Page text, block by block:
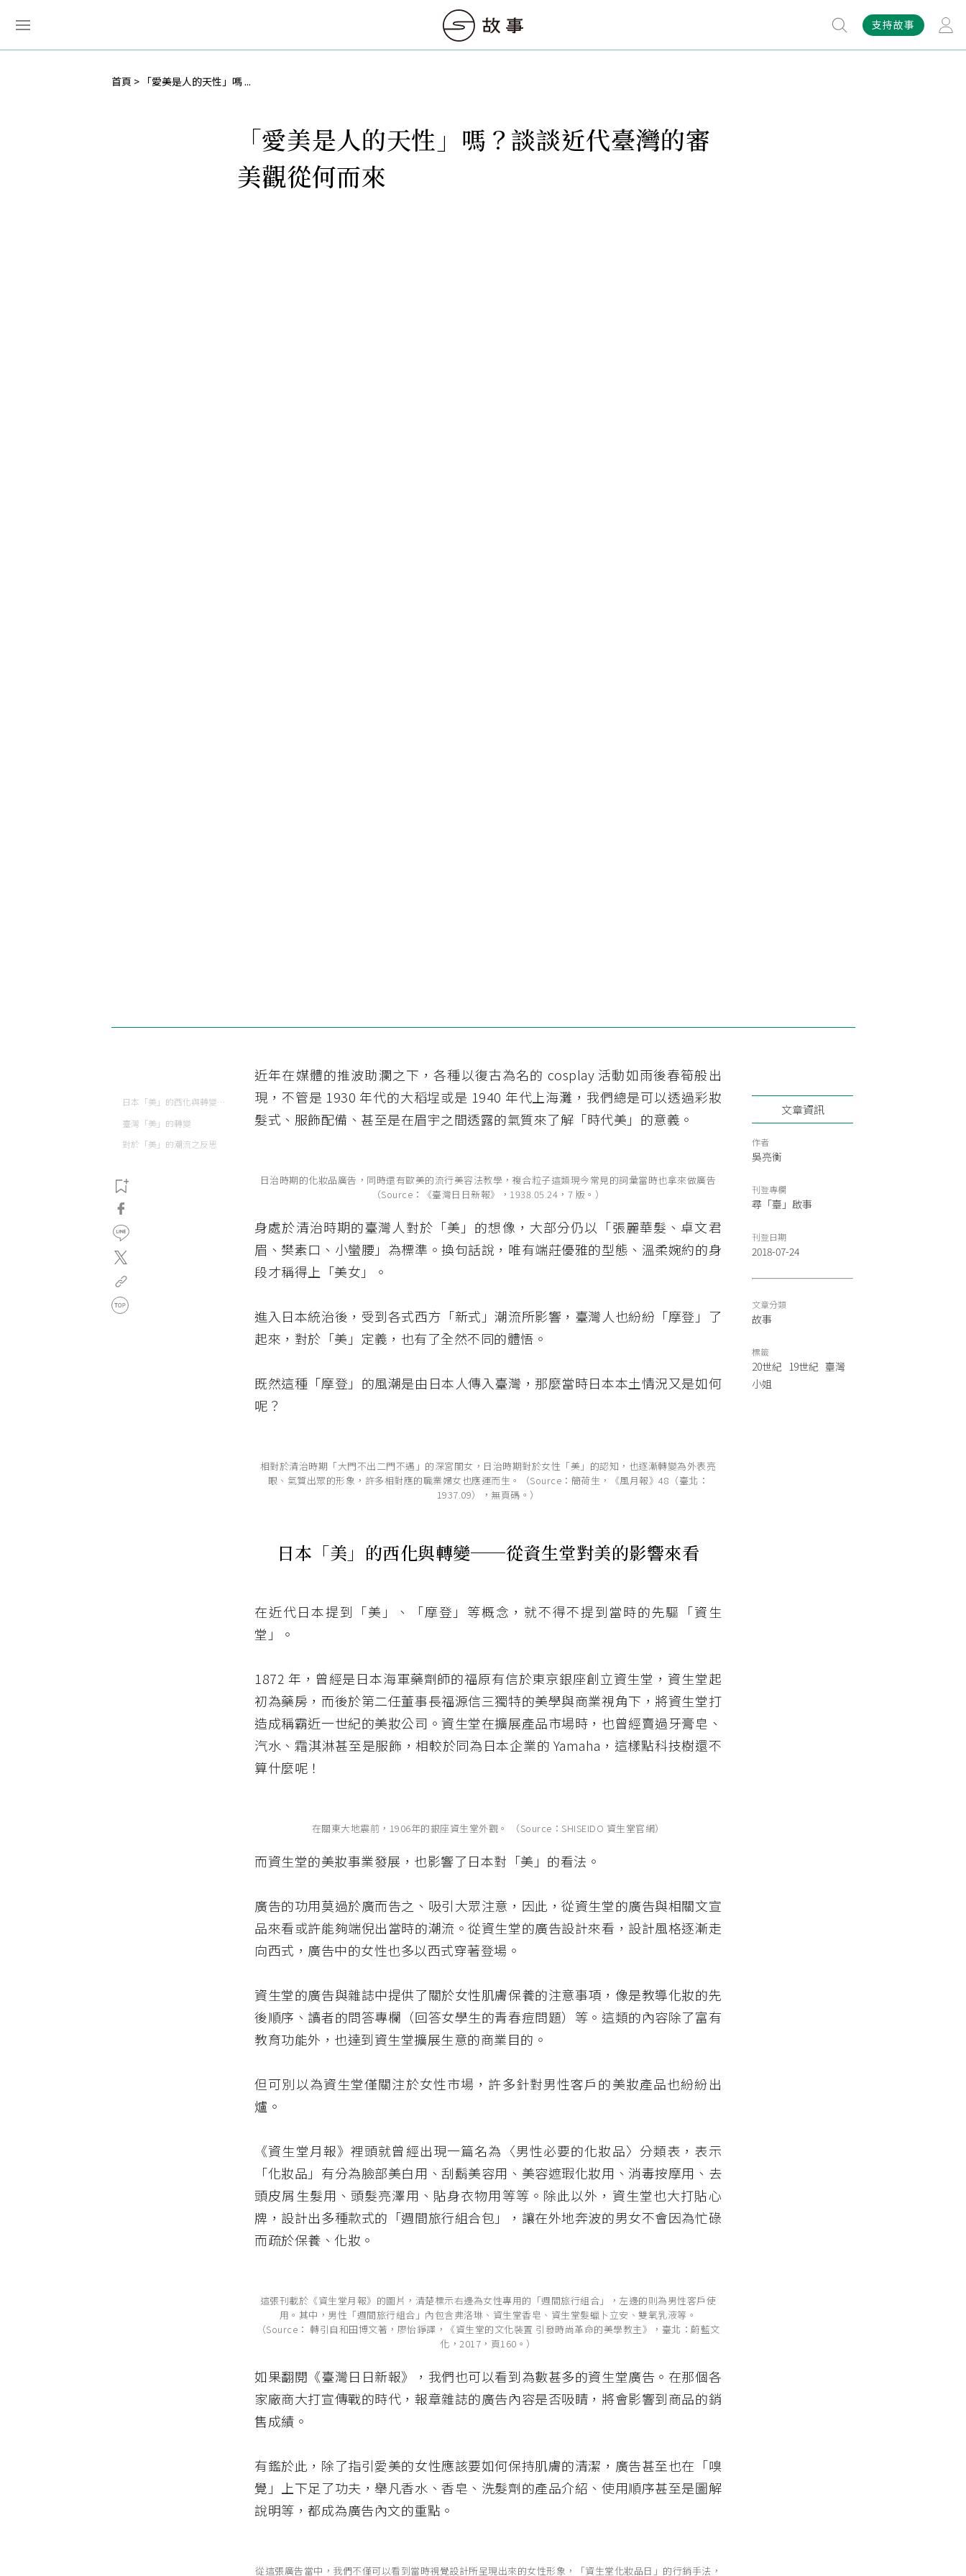
支持故事
首頁 「愛美是人的天性」嗎 ...
「愛美是人的天性」嗎？談談近代臺灣的審
美觀從何而來
日本「美」的西化與轉變──從資生堂對美的影響來看
臺灣「美」的轉變
對於「美」的潮流之反思
近年在媒體的推波助瀾之下，各種以復古為名的 cosplay 活動如雨後春筍般出
現，不管是 1930 年代的大稻埕或是 1940 年代上海灘，我們總是可以透過彩妝
髮式、服飾配備、甚至是在眉宇之間透露的氣質來了解「時代美」的意義。
日治時期的化妝品廣告，同時還有歐美的流行美容法教學，複合粒子這類現今常見的詞彙當時也拿來做廣告
（Source：《臺灣日日新報》，1938.05.24，7 版。）
身處於清治時期的臺灣人對於「美」的想像，大部分仍以「張麗華髮、卓文君
眉、樊素口、小蠻腰」為標準。換句話說，唯有端莊優雅的型態、溫柔婉約的身
段才稱得上「美女」。
進入日本統治後，受到各式西方「新式」潮流所影響，臺灣人也紛紛「摩登」了
起來，對於「美」定義，也有了全然不同的體悟。
既然這種「摩登」的風潮是由日本人傳入臺灣，那麼當時日本本土情況又是如何
呢？
相對於清治時期「大門不出二門不邁」的深宮閨女，日治時期對於女性「美」的認知，也逐漸轉變為外表亮
眼、氣質出眾的形象，許多相對應的職業婦女也應運而生。（Source：簡荷生，《風月報》48（臺北：
1937.09），無頁碼。）
日本「美」的西化與轉變──從資生堂對美的影響來看
在近代日本提到「美」、「摩登」等概念，就不得不提到當時的先驅「資生
堂」。
1872 年，曾經是日本海軍藥劑師的福原有信於東京銀座創立資生堂，資生堂起
初為藥房，而後於第二任董事長福源信三獨特的美學與商業視角下，將資生堂打
造成稱霸近一世紀的美妝公司。資生堂在擴展產品市場時，也曾經賣過牙膏皂、
汽水、霜淇淋甚至是服飾，相較於同為日本企業的 Yamaha，這樣點科技樹還不
算什麼呢！
在關東大地震前，1906年的銀座資生堂外觀。 （Source：SHISEIDO 資生堂官網）
而資生堂的美妝事業發展，也影響了日本對「美」的看法。
廣告的功用莫過於廣而告之、吸引大眾注意，因此，從資生堂的廣告與相關文宣
品來看或許能夠端倪出當時的潮流。從資生堂的廣告設計來看，設計風格逐漸走
向西式，廣告中的女性也多以西式穿著登場。
資生堂的廣告與雜誌中提供了關於女性肌膚保養的注意事項，像是教導化妝的先
後順序、讀者的問答專欄（回答女學生的青春痘問題）等。這類的內容除了富有
教育功能外，也達到資生堂擴展生意的商業目的。
但可別以為資生堂僅關注於女性市場，許多針對男性客戶的美妝產品也紛紛出
爐。
《資生堂月報》裡頭就曾經出現一篇名為〈男性必要的化妝品〉分類表，表示
「化妝品」有分為臉部美白用、刮鬍美容用、美容遮瑕化妝用、消毒按摩用、去
頭皮屑生髮用、頭髮亮澤用、貼身衣物用等等。除此以外，資生堂也大打貼心
牌，設計出多種款式的「週間旅行組合包」，讓在外地奔波的男女不會因為忙碌
而疏於保養、化妝。
這張刊載於《資生堂月報》的圖片，清楚標示右邊為女性專用的「週間旅行組合」，左邊的則為男性客戶使
用。其中，男性「週間旅行組合」內包含弗洛琳、資生堂香皂、資生堂髮蠟卜立安、雙氧乳液等。
（Source： 轉引自和田博文著，廖怡錚譯，《資生堂的文化裝置 引發時尚革命的美學教主》，臺北：蔚藍文
化，2017，頁160。）
如果翻閱《臺灣日日新報》，我們也可以看到為數甚多的資生堂廣告。在那個各
家廠商大打宣傳戰的時代，報章雜誌的廣告內容是否吸睛，將會影響到商品的銷
售成績。
有鑑於此，除了指引愛美的女性應該要如何保持肌膚的清潔，廣告甚至也在「嗅
覺」上下足了功夫，舉凡香水、香皂、洗髮劑的產品介紹、使用順序甚至是圖解
說明等，都成為廣告內文的重點。
從這張廣告當中，我們不僅可以看到當時視覺設計所呈現出來的女性形象，「資生堂化妝品日」的行銷手法，
文章資訊
作者
吳亮衡
刊登專欄
尋「臺」啟事
刊登日期
2018-07-24
文章分類
故事
標籤
20世紀 19世紀 臺灣
小姐